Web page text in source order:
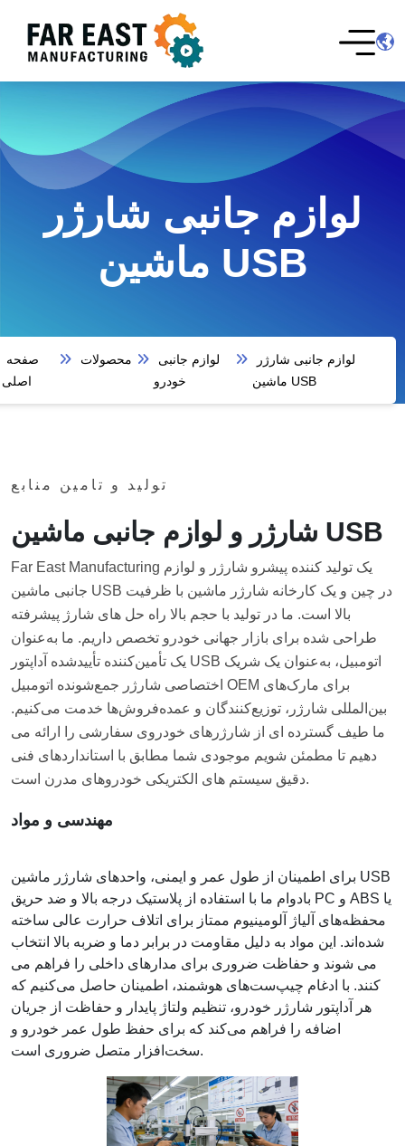
لوازم جانبی شارژر
ماشین USB
صفحه
اصلی
محصولات
لوازم جانبی
خودرو
لوازم جانبی شارژر
ماشین USB
تولید و تامین منابع
شارژر و لوازم جانبی ماشین USB
Far East Manufacturing یک تولید کننده پیشرو شارژر و لوازم
جانبی ماشین USB در چین و یک کارخانه شارژر ماشین با ظرفیت
بالا است. ما در تولید با حجم بالا راه حل های شارژ پیشرفته
طراحی شده برای بازار جهانی خودرو تخصص داریم. ما به‌عنوان
یک تأمین‌کننده تأییدشده آداپتور USB اتومبیل، به‌عنوان یک شریک
اختصاصی شارژر جمع‌شونده اتومبیل OEM برای مارک‌های
بین‌المللی شارژر، توزیع‌کنندگان و عمده‌فروش‌ها خدمت می‌کنیم.
ما طیف گسترده ای از شارژرهای خودروی سفارشی را ارائه می
دهیم تا مطمئن شویم موجودی شما مطابق با استانداردهای فنی
دقیق سیستم های الکتریکی خودروهای مدرن است.
مهندسی و مواد
برای اطمینان از طول عمر و ایمنی، واحدهای شارژر ماشین USB
بادوام ما با استفاده از پلاستیک درجه بالا و ضد حریق PC و ABS یا
محفظه‌های آلیاژ آلومینیوم ممتاز برای اتلاف حرارت عالی ساخته
شده‌اند. این مواد به دلیل مقاومت در برابر دما و ضربه بالا انتخاب
می شوند و حفاظت ضروری برای مدارهای داخلی را فراهم می
کنند. با ادغام چیپ‌ست‌های هوشمند، اطمینان حاصل می‌کنیم که
هر آداپتور شارژر خودرو، تنظیم ولتاژ پایدار و حفاظت از جریان
اضافه را فراهم می‌کند که برای حفظ طول عمر خودرو و
سخت‌افزار متصل ضروری است.